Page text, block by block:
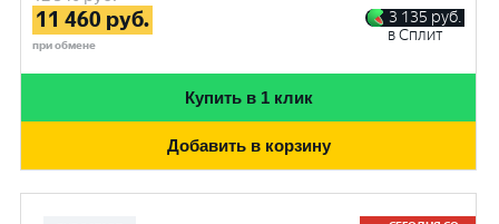
11 460 руб.
при обмене
3 135 руб.
в Сплит
Купить в 1 клик
Добавить в корзину